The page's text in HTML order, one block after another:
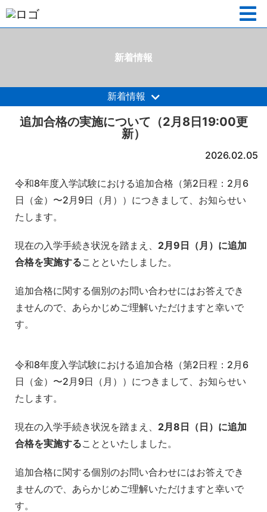
新着情報
新着情報
追加合格の実施について（2月8日19:00更
新）
2026.02.05
令和8年度入学試験における追加合格（第2日程：2月6
日（金）〜2月9日（月））につきまして、お知らせい
たします。
現在の入学手続き状況を踏まえ、 2月9日（月）に追加
合格を実施することといたしました。
追加合格に関する個別のお問い合わせにはお答えでき
ませんので、あらかじめご理解いただけますと幸いで
す。
令和8年度入学試験における追加合格（第2日程：2月6
日（金）〜2月9日（月））につきまして、お知らせい
たします。
現在の入学手続き状況を踏まえ、 2月8日（日）に追加
合格を実施することといたしました。
追加合格に関する個別のお問い合わせにはお答えでき
ませんので、あらかじめご理解いただけますと幸いで
す。